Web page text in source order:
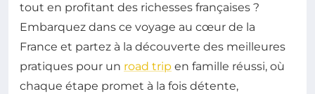
tout en profitant des richesses françaises ?
Embarquez dans ce voyage au cœur de la
France et partez à la découverte des meilleures
pratiques pour un road trip en famille réussi, où
chaque étape promet à la fois détente,